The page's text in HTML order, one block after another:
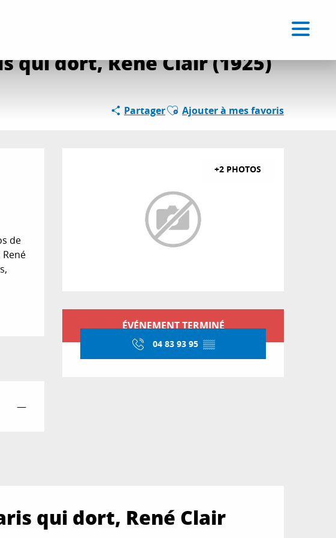
qui dort, René Clair (1925)
PartagerAjouter aux favoris
Ajouter à mes favoris
+2 PHOTOS
Ouverture et
ÉVÉNEMENT TERMINÉ
04 83 93 95 ▒▒
de
René
—
qui dort, René Clair